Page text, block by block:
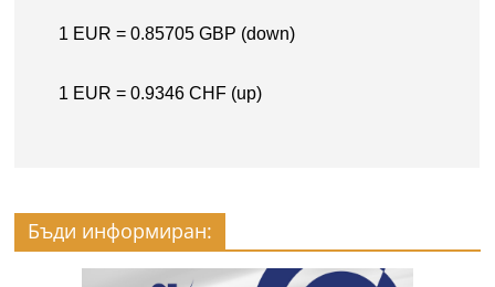
Бъди информиран: